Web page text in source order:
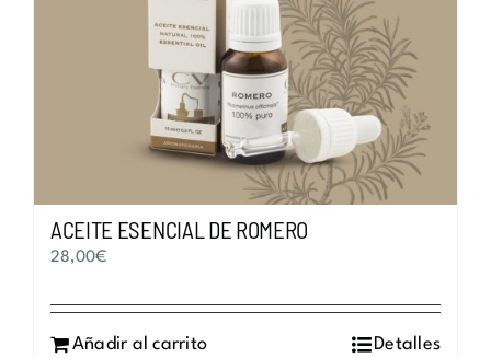
ACEITE ESENCIAL DE ROMERO
28,00€
Añadir al carrito Detalles